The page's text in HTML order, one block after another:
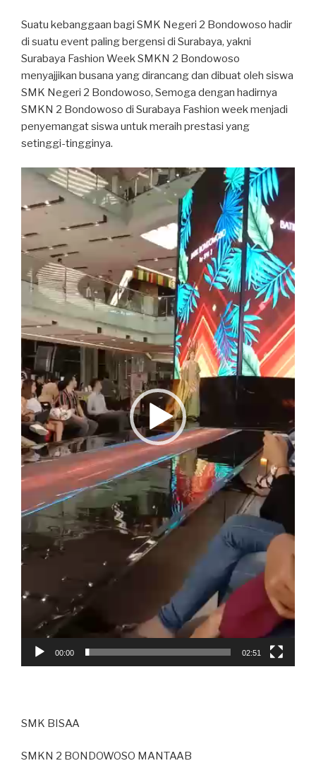
Suatu kebanggaan bagi SMK Negeri 2 Bondowoso hadir
di suatu event paling bergensi di Surabaya, yakni
Surabaya Fashion Week SMKN 2 Bondowoso
menyajjikan busana yang dirancang dan dibuat oleh siswa
SMK Negeri 2 Bondowoso, Semoga dengan hadirnya
SMKN 2 Bondowoso di Surabaya Fashion week menjadi
penyemangat siswa untuk meraih prestasi yang
setinggi-tingginya.
Video
00:00 02:51
SMK BISAA
SMKN 2 BONDOWOSO MANTAAB